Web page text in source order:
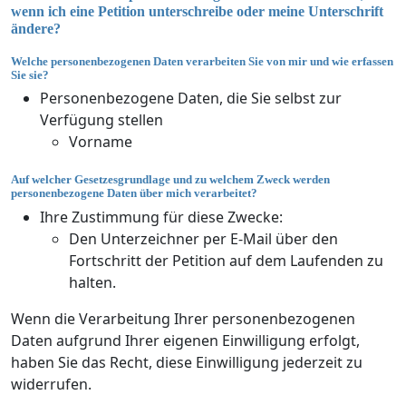
wenn ich eine Petition unterschreibe oder meine Unterschrift
ändere?
Welche personenbezogenen Daten verarbeiten Sie von mir und wie erfassen
Sie sie?
Personenbezogene Daten, die Sie selbst zur
Verfügung stellen
Vorname
Auf welcher Gesetzesgrundlage und zu welchem Zweck werden
personenbezogene Daten über mich verarbeitet?
Ihre Zustimmung für diese Zwecke:
Den Unterzeichner per E-Mail über den
Fortschritt der Petition auf dem Laufenden zu
halten.
Wenn die Verarbeitung Ihrer personenbezogenen
Daten aufgrund Ihrer eigenen Einwilligung erfolgt,
haben Sie das Recht, diese Einwilligung jederzeit zu
widerrufen.